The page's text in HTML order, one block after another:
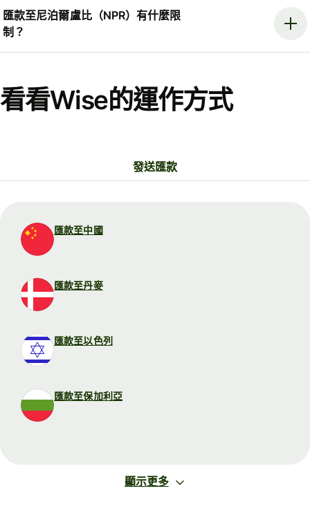
匯款至尼泊爾盧比（NPR）有什麼限
制？
看看Wise的運作方式
發送匯款
匯款至中國
匯款至丹麥
匯款至以色列
匯款至保加利亞
顯示更多